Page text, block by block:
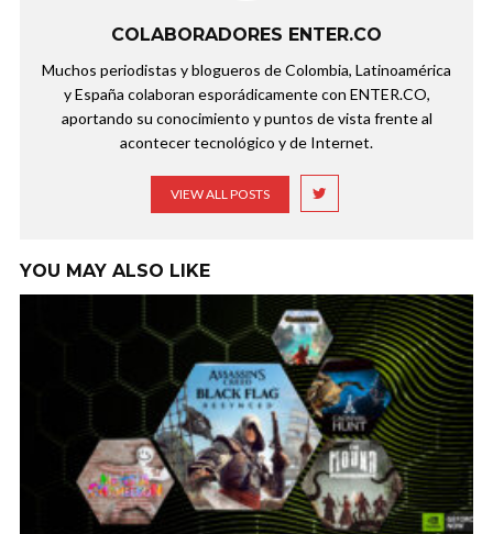
COLABORADORES ENTER.CO
Muchos periodistas y blogueros de Colombia, Latinoamérica
y España colaboran esporádicamente con ENTER.CO,
aportando su conocimiento y puntos de vista frente al
acontecer tecnológico y de Internet.
VIEW ALL POSTS
YOU MAY ALSO LIKE